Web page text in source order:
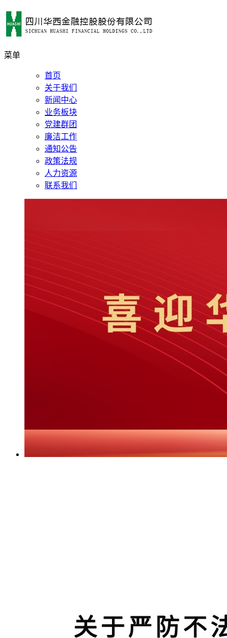
菜单
首页
关于我们
新闻中心
业务板块
党建群团
廉洁工作
通知公告
政策法规
人力资源
联系我们